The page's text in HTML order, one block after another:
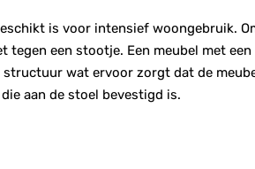
is voor intensief woongebruik.
een stootje. Een meubel met
wat ervoor zorgt dat de
aan de stoel bevestigd is.